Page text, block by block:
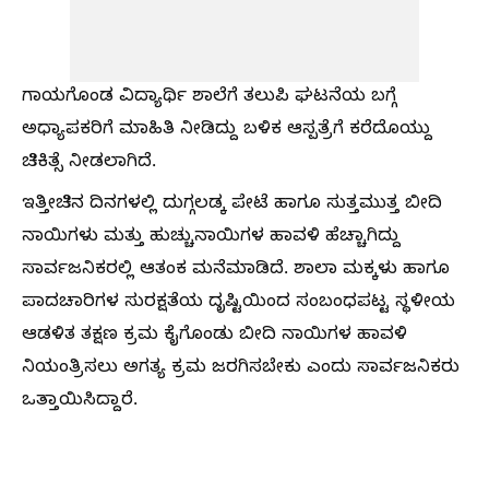
ಗಾಯಗೊಂಡ ವಿದ್ಯಾರ್ಥಿ ಶಾಲೆಗೆ ತಲುಪಿ ಘಟನೆಯ ಬಗ್ಗೆ
ಅಧ್ಯಾಪಕರಿಗೆ ಮಾಹಿತಿ ನೀಡಿದ್ದು ಬಳಿಕ ಆಸ್ಪತ್ರೆಗೆ ಕರೆದೊಯ್ದು
ಚಿಕಿತ್ಸೆ ನೀಡಲಾಗಿದೆ.
ಇತ್ತೀಚಿನ ದಿನಗಳಲ್ಲಿ ದುಗ್ಗಲಡ್ಕ ಪೇಟೆ ಹಾಗೂ ಸುತ್ತಮುತ್ತ ಬೀದಿ
ನಾಯಿಗಳು ಮತ್ತು ಹುಚ್ಚುನಾಯಿಗಳ ಹಾವಳಿ ಹೆಚ್ಚಾಗಿದ್ದು
ಸಾರ್ವಜನಿಕರಲ್ಲಿ ಆತಂಕ ಮನೆಮಾಡಿದೆ. ಶಾಲಾ ಮಕ್ಕಳು ಹಾಗೂ
ಪಾದಚಾರಿಗಳ ಸುರಕ್ಷತೆಯ ದೃಷ್ಟಿಯಿಂದ ಸಂಬಂಧಪಟ್ಟ ಸ್ಥಳೀಯ
ಆಡಳಿತ ತಕ್ಷಣ ಕ್ರಮ ಕೈಗೊಂಡು ಬೀದಿ ನಾಯಿಗಳ ಹಾವಳಿ
ನಿಯಂತ್ರಿಸಲು ಅಗತ್ಯ ಕ್ರಮ ಜರಗಿಸಬೇಕು ಎಂದು ಸಾರ್ವಜನಿಕರು
ಒತ್ತಾಯಿಸಿದ್ದಾರೆ.